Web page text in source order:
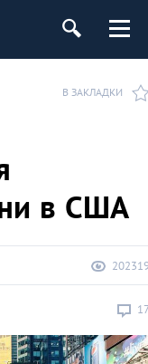
В ЗАКЛАДКИ
в США